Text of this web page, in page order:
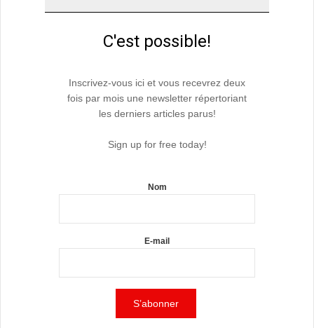
C'est possible!
Inscrivez-vous ici et vous recevrez deux
fois par mois une newsletter répertoriant
les derniers articles parus!
Sign up for free today!
Nom
E-mail